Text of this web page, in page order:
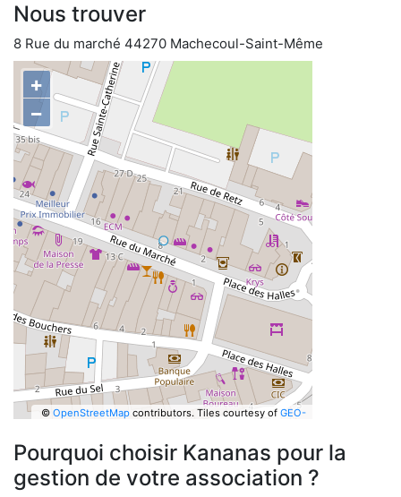
Nous trouver
8 Rue du marché 44270 Machecoul-Saint-Même
+
−
© OpenStreetMapcontributors. Tiles courtesy of GEO-
Pourquoi choisir Kananas pour la
gestion de votre association ?